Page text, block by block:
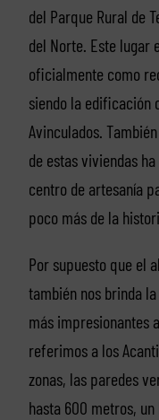
del Parque Rural de
del Norte. Este lugar
oficialmente como
siendo la edificación
Avinculados.
de estas viviendas
centro de artesanía
poco más de la
Por supuesto que el
también nos brinda
más impresionantes
referimos a los
zonas, las paredes
hasta 600 metros,